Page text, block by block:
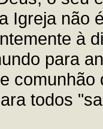
Igreja não
à
para
todos